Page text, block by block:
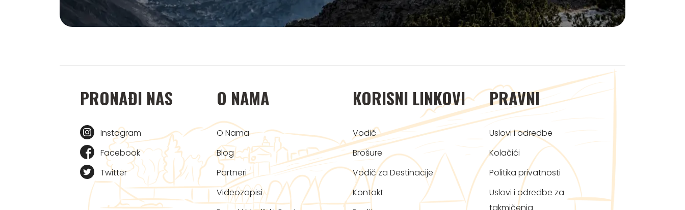
PRONAĐI NAS
Instagram
Facebook
Twitter
O NAMA
O Nama
Blog
Partneri
Videozapisi
KORISNI LINKOVI
Vodič
Brošure
Vodič za Destinacije
Kontakt
PRAVNI
Uslovi i odredbe
Kolačići
Politika privatnosti
Uslovi i odredbe za
takmičenja